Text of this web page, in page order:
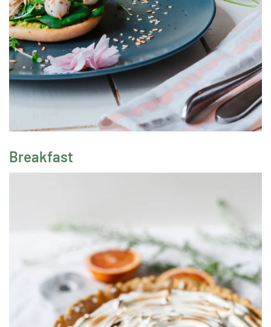
Breakfast